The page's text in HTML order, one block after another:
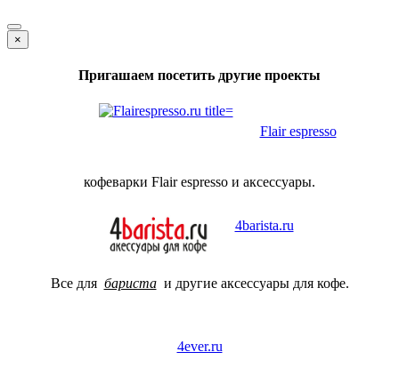
×
Пригашаем посетить другие проекты
Flair espresso
кофеварки Flair espresso и аксессуары.
4barista.ru
Все для баристаи другие аксессуары для кофе.
4ever.ru